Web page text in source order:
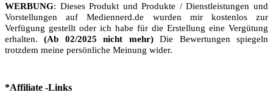
WERBUNG: Dieses Produkt und Produkte / Dienstleistungen und
Vorstellungen auf Mediennerd.de wurden mir kostenlos zur
Verfügung gestellt oder ich habe für die Erstellung eine Vergütung
erhalten.(Ab 02/2025 nicht mehr)Die Bewertungen spiegeln
trotzdem meine persönliche Meinung wider.
*Affiliate -Links